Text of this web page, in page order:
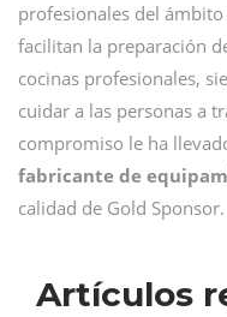
profesionales del
facilitan la preparación
cocinas profesionales,
cuidar a las personas a
compromiso le ha
fabricante de
calidad de Gold Sponsor.
Artículos